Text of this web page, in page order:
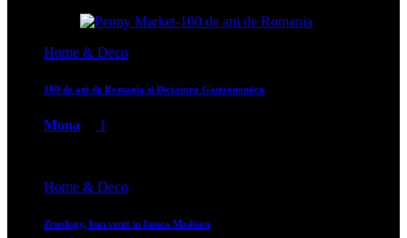
Home & Deco
100 de ani de Romania si Dictatura Gastronomica
Mona 1
Home & Deco
Zenology, bun venit in lumea Madison